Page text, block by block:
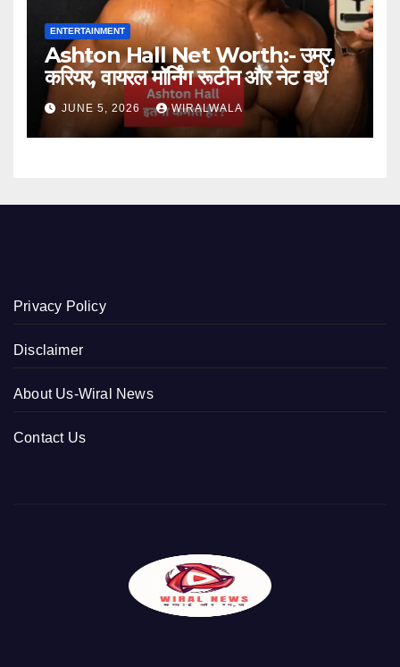
ENTERTAINMENT
Ashton Hall Net Worth:- उम्र,
करियर, वायरल मॉर्निंग रूटीन और नेट वर्थ
JUNE 5, 2026 WIRALWALA
Privacy Policy
Disclaimer
About Us-Wiral News
Contact Us